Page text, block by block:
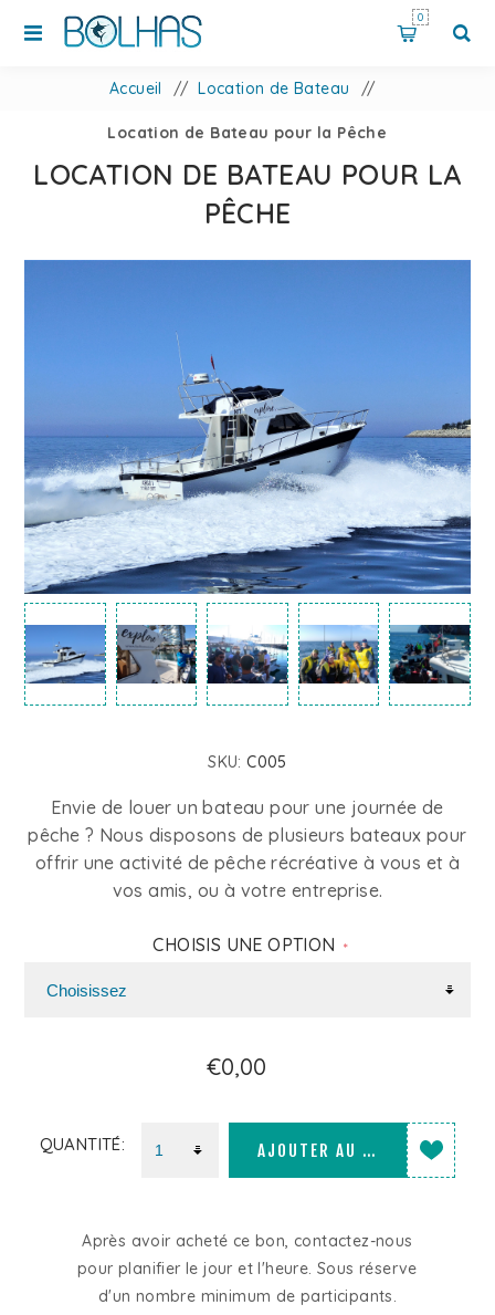
0
Accueil / Location de Bateau /
Location de Bateau pour la Pêche
LOCATION DE BATEAU POUR LA
PÊCHE
SKU: C005
Envie de louer un bateau pour une journée de
pêche ? Nous disposons de plusieurs bateaux pour
offrir une activité de pêche récréative à vous et à
vos amis, ou à votre entreprise.
CHOISIS UNE OPTION *
€0,00
QUANTITÉ: AJOUTER AU PANIER
Après avoir acheté ce bon, contactez-nous
pour planifier le jour et l'heure. Sous réserve
d'un nombre minimum de participants.